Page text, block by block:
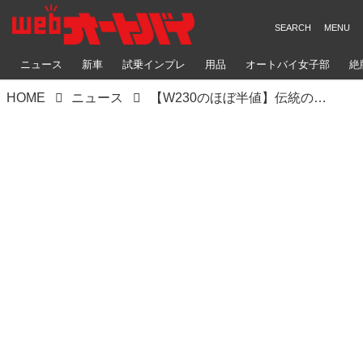
ニュース 新車 試乗インプレ 用品 オートバイ女子部 絶
HOME ニュース 【W230のほぼ半値】伝統の“LTD”化でWシリーズが和製アメリカンに！ カワサキのアーバン・レトロ「W175 LTD」が南米からアメリカに進出